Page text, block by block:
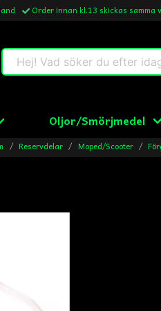
Order innan kl.13 skickas samma
Hej! Vad söker du efter idag ?
Oljor/Smörjmedel
Reservdelar Moped/Scooter